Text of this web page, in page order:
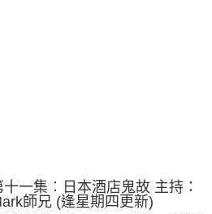
一集︰日本酒店鬼故 主持：
師兄 (逢星期四更新)